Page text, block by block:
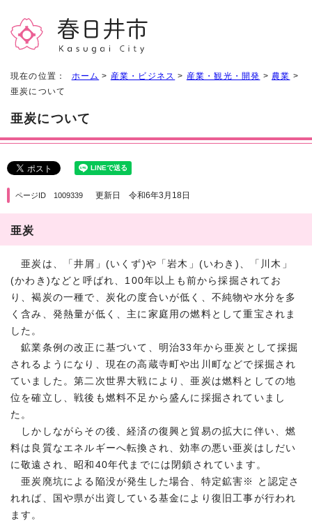
現在の位置： ホーム > 産業・ビジネス > 産業・観光・開発 > 農業 >
亜炭について
亜炭について
ページID 1009339 更新日 令和6年3月18日
亜炭
亜炭は、「井屑」(いくず)や「岩木」(いわき)、「川木」
(かわき)などと呼ばれ、100年以上も前から採掘されてお
り、褐炭の一種で、炭化の度合いが低く、不純物や水分を多
く含み、発熱量が低く、主に家庭用の燃料として重宝されま
した。
鉱業条例の改正に基づいて、明治33年から亜炭として採掘
されるようになり、現在の高蔵寺町や出川町などで採掘され
ていました。第二次世界大戦により、亜炭は燃料としての地
位を確立し、戦後も燃料不足から盛んに採掘されていまし
た。
しかしながらその後、経済の復興と貿易の拡大に伴い、燃
料は良質なエネルギーへ転換され、効率の悪い亜炭はしだい
に敬遠され、昭和40年代までには閉鎖されています。
亜炭廃坑による陥没が発生した場合、特定鉱害※ と認定さ
れれば、国や県が出資している基金により復旧工事が行われ
ます。